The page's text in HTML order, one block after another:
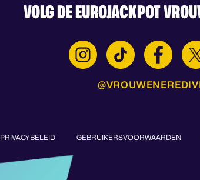
VOLG DE EUROJACKPOT
PRIVACYBELEID GEBRUIKERSVOORWAARDEN